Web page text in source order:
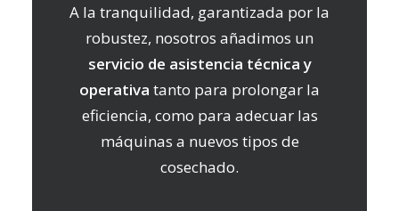
A la tranquilidad, garantizada por la
robustez, nosotros añadimos un
servicio de asistencia técnica y
operativa tanto para prolongar la
eficiencia, como para adecuar las
máquinas a nuevos tipos de
cosechado.